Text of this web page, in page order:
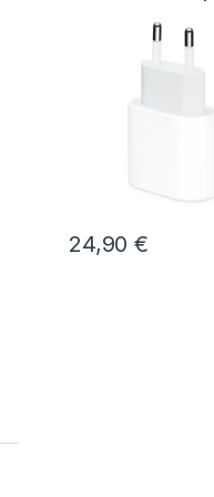
24,90€